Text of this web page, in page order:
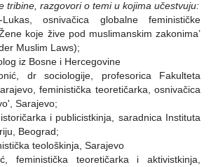
tribine, razgovori o temi u kojima učestvuju:
osnivačica globalne feminističke
koje žive pod muslimanskim zakonima’
Muslim Laws);
iz Bosne i Hercegovine
dr sociologije, profesorica Fakulteta
feministička teoretičarka, osnivačica
Sarajevo;
i publicistkinja, saradnica Instituta
Beograd;
teološkinja, Sarajevo
feministička teoretičarka i aktivistkinja,